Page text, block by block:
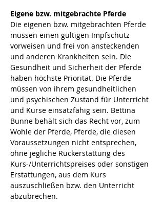
Eigene bzw. mitgebrachte Pferde
Die eigenen bzw. mitgebrachten Pferde
müssen einen gültigen Impfschutz
vorweisen und frei von ansteckenden
und anderen Krankheiten sein. Die
Gesundheit und Sicherheit der Pferde
haben höchste Priorität. Die Pferde
müssen von ihrem gesundheitlichen
und psychischen Zustand für Unterricht
und Kurse einsatzfähig sein. Bettina
Bunne behält sich das Recht vor, zum
Wohle der Pferde, Pferde, die diesen
Voraussetzungen nicht entsprechen,
ohne jegliche Rückerstattung des
Kurs-/Unterrichtspreises oder sonstigen
Erstattungen, aus dem Kurs
auszuschließen bzw. den Unterricht
abzubrechen.